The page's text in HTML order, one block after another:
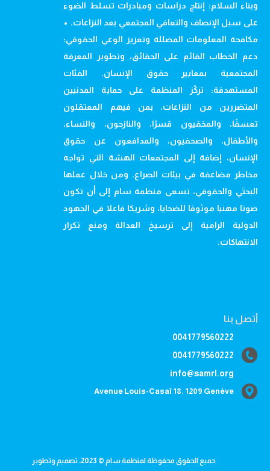
وبناء السلام: إنتاج دراسات ومبادرات تسلط الضوء
على سبل الإنصاف والتعافي المجتمعي بعد النزاعات. •
مكافحة المعلومات المضللة وتعزيز الوعي الحقوقي:
دعم الخطاب القائم على الحقائق، وتطوير المعرفة
المجتمعية بمعايير حقوق الإنسان. الفئات
المستهدفة: تركّز المنظمة على حماية المدنيين
المتضررين من النزاعات، بمن فيهم المعتقلون
تعسفًا، والمخفيون قسرًا، والنازحون، والنساء،
والأطفال، والصحفيون، والمدافعون عن حقوق
الإنسان، إضافة إلى المجتمعات الهشة التي تواجه
مخاطر مضاعفة في بيئات الصراع. ومن خلال عملها
البحثي والحقوقي، تسعى منظمة سام إلى أن تكون
صوتا مهنيا موثوقا للضحايا، وشريكا فاعلا في الجهود
الدولية الرامية إلى ترسيخ العدالة ومنع تكرار
الانتهاكات.
أتصل بنا
0041779560222
0041779560222
info@samrl.org
Avenue Louis-Casaï 18, 1209 Genève
جميع الحقوق محفوظة لمنظمة سام © 2023، تصميم وتطوير